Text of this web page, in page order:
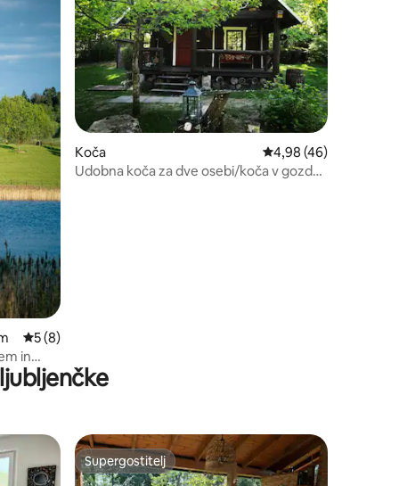
Povprečna ocena: 5 od 5, št. mnenj: 8
5 (8)
in
Koča Povprečna ocena:
4,98 (46)
Udobna koča za dve osebi/koča v gozdu
Supergostitelj
Supergostitelj